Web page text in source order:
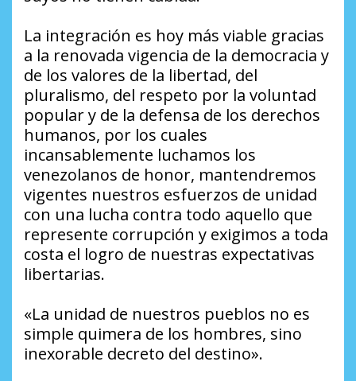
La integración es hoy más viable gracias
a la renovada vigencia de la democracia y
de los valores de la libertad, del
pluralismo, del respeto por la voluntad
popular y de la defensa de los derechos
humanos, por los cuales
incansablemente luchamos los
venezolanos de honor, mantendremos
vigentes nuestros esfuerzos de unidad
con una lucha contra todo aquello que
represente corrupción y exigimos a toda
costa el logro de nuestras expectativas
libertarias.
«La unidad de nuestros pueblos no es
simple quimera de los hombres, sino
inexorable decreto del destino».